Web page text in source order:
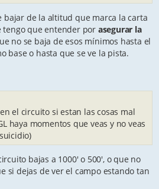
bajar de la altitud que marca la carta
tengo que entender por asegurar la
no se baja de esos mínimos hasta el
base o hasta que se ve la pista.
el circuito si estan las cosas mal
haya momentos que veas y no veas
bajas a 1000' o 500', o que no
si dejas de ver el campo estando tan